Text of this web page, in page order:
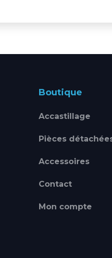
Boutique
Accastillage
Pièces
Accessoires
Contact
Mon compte